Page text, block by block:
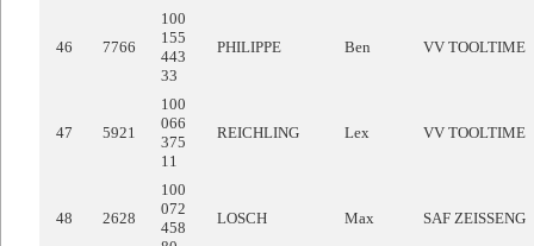
46 7766
100
155
443
33
PHILIPPE Ben VV TOOLTIME
47 5921
100
066
375
11
REICHLING Lex VV TOOLTIME
48 2628
100
072
458
LOSCH Max SAF ZEISSENG